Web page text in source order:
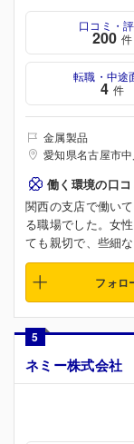
口コミ・
200 件
転職・中途
4 件
金属製品
愛知県名古屋市
働く環境の口コ
関西の支店で働い
る職場でした。女
ても親切で、些細
フォロ
5
ネミー株式会社